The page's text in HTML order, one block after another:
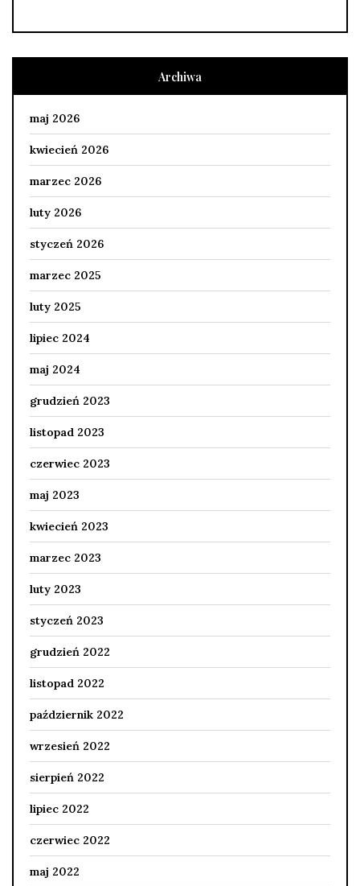
Archiwa
maj 2026
kwiecień 2026
marzec 2026
luty 2026
styczeń 2026
marzec 2025
luty 2025
lipiec 2024
maj 2024
grudzień 2023
listopad 2023
czerwiec 2023
maj 2023
kwiecień 2023
marzec 2023
luty 2023
styczeń 2023
grudzień 2022
listopad 2022
październik 2022
wrzesień 2022
sierpień 2022
lipiec 2022
czerwiec 2022
maj 2022